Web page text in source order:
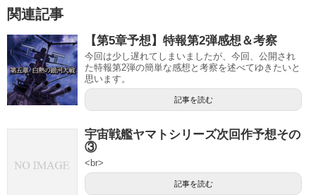
関連記事
【第5章予想】特報第2弾感想＆考察
今回は少し遅れてしまいましたが、今回、公開され
た特報第2弾の簡単な感想と考察を述べてゆきたいと
思います。
記事を読む
宇宙戦艦ヤマトシリーズ次回作予想その
③
<br>
記事を読む